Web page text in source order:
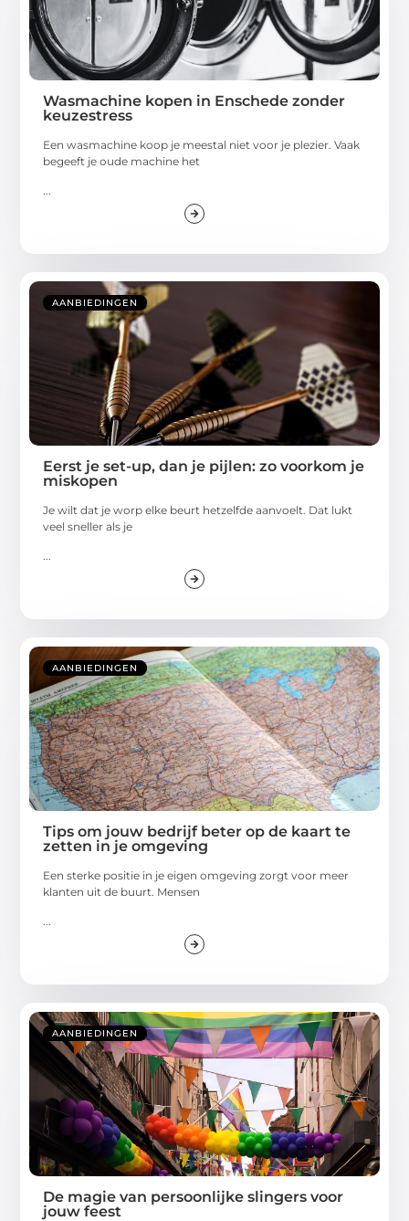
Wasmachine kopen in Enschede zonder
keuzestress
Een wasmachine koop je meestal niet voor je plezier. Vaak
begeeft je oude machine het
...
AANBIEDINGEN
Eerst je set-up, dan je pijlen: zo voorkom je
miskopen
Je wilt dat je worp elke beurt hetzelfde aanvoelt. Dat lukt
veel sneller als je
...
AANBIEDINGEN
Tips om jouw bedrijf beter op de kaart te
zetten in je omgeving
Een sterke positie in je eigen omgeving zorgt voor meer
klanten uit de buurt. Mensen
...
AANBIEDINGEN
De magie van persoonlijke slingers voor
jouw feest